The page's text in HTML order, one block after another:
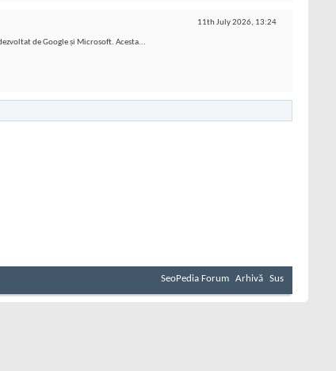
11th July 2026, 13:24
de Google și Microsoft. Acesta...
SeoPedia Forum Arhivă Sus